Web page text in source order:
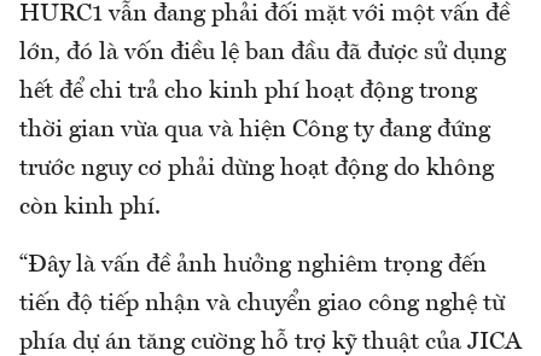
HURC1 vẫn đang phải đối mặt với một vấn đề
lớn, đó là vốn điều lệ ban đầu đã được sử dụng
hết để chi trả cho kinh phí hoạt động trong
thời gian vừa qua và hiện Công ty đang đứng
trước nguy cơ phải dừng hoạt động do không
còn kinh phí.
“Đây là vấn đề ảnh hưởng nghiêm trọng đến
tiến độ tiếp nhận và chuyển giao công nghệ từ
phía dự án tăng cường hỗ trợ kỹ thuật của JICA